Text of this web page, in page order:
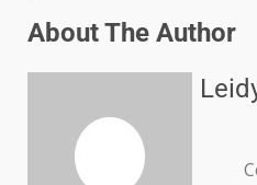
About The Author